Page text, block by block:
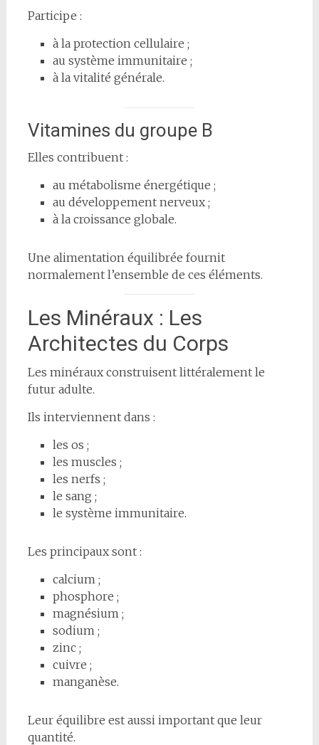
Participe :
à la protection cellulaire ;
au système immunitaire ;
à la vitalité générale.
Vitamines du groupe B
Elles contribuent :
au métabolisme énergétique ;
au développement nerveux ;
à la croissance globale.
Une alimentation équilibrée fournit
normalement l’ensemble de ces éléments.
Les Minéraux : Les
Architectes du Corps
Les minéraux construisent littéralement le
futur adulte.
Ils interviennent dans :
les os ;
les muscles ;
les nerfs ;
le sang ;
le système immunitaire.
Les principaux sont :
calcium ;
phosphore ;
magnésium ;
sodium ;
zinc ;
cuivre ;
manganèse.
Leur équilibre est aussi important que leur
quantité.